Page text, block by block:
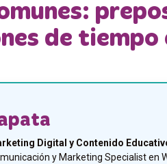
de tiempo
Digital y Contenido
y Marketing Specialist en